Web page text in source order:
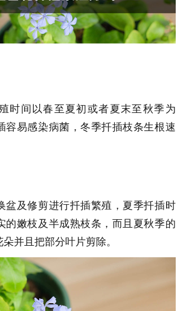
时间以春至夏初或者夏末至秋季为
容易感染病菌，冬季扦插枝条生根速
盆及修剪进行扦插繁殖，夏季扦插时
的嫩枝及半成熟枝条，而且夏秋季的
并且把部分叶片剪除。